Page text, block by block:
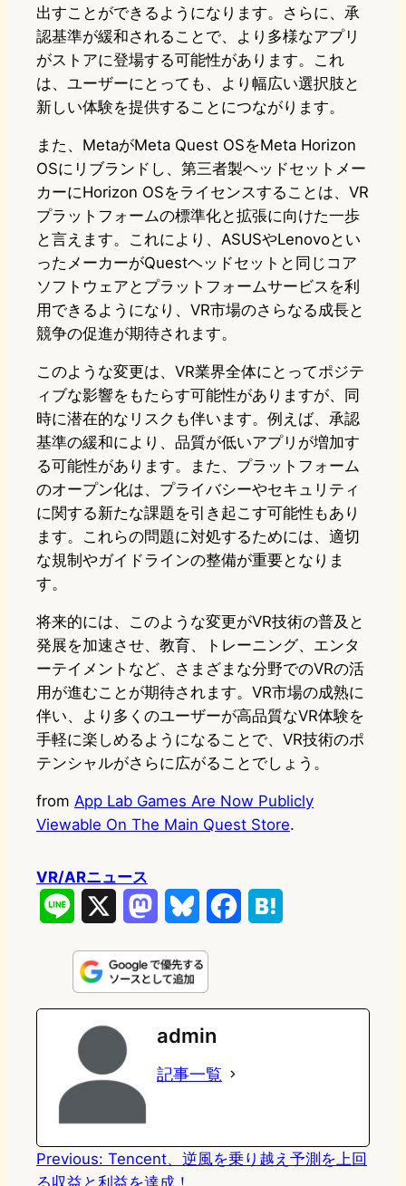
出すことができるようになります。さらに、承
認基準が緩和されることで、より多様なアプリ
がストアに登場する可能性があります。これ
は、ユーザーにとっても、より幅広い選択肢と
新しい体験を提供することにつながります。
また、MetaがMeta Quest OSをMeta Horizon
OSにリブランドし、第三者製ヘッドセットメー
カーにHorizon OSをライセンスすることは、VR
プラットフォームの標準化と拡張に向けた一歩
と言えます。これにより、ASUSやLenovoとい
ったメーカーがQuestヘッドセットと同じコア
ソフトウェアとプラットフォームサービスを利
用できるようになり、VR市場のさらなる成長と
競争の促進が期待されます。
このような変更は、VR業界全体にとってポジテ
ィブな影響をもたらす可能性がありますが、同
時に潜在的なリスクも伴います。例えば、承認
基準の緩和により、品質が低いアプリが増加す
る可能性があります。また、プラットフォーム
のオープン化は、プライバシーやセキュリティ
に関する新たな課題を引き起こす可能性もあり
ます。これらの問題に対処するためには、適切
な規制やガイドラインの整備が重要となりま
す。
将来的には、このような変更がVR技術の普及と
発展を加速させ、教育、トレーニング、エンタ
ーテイメントなど、さまざまな分野でのVRの活
用が進むことが期待されます。VR市場の成熟に
伴い、より多くのユーザーが高品質なVR体験を
手軽に楽しめるようになることで、VR技術のポ
テンシャルがさらに広がることでしょう。
from App Lab Games Are Now Publicly
Viewable On The Main Quest Store.
VR/ARニュース
n
e
s
t
o
d
n
u
e
s
k
e
k
e
admin
記事一覧
Previous: Tencent、逆風を乗り越え予測を上回